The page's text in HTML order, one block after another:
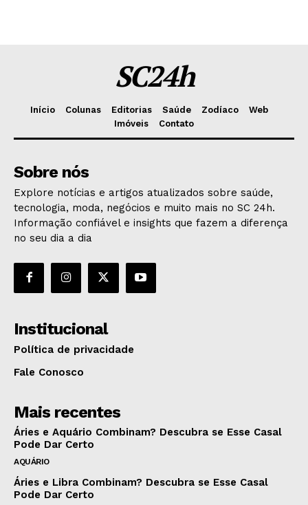
SC24h
Início Colunas Editorias Saúde Zodíaco
Web
Imóveis
Contato
Sobre nós
Explore notícias e artigos atualizados sobre saúde,
tecnologia, moda, negócios e muito mais no SC 24h.
Informação confiável e insights que fazem a diferença
no seu dia a dia
Institucional
Política de privacidade
Fale Conosco
Mais recentes
Áries e Aquário Combinam? Descubra se Esse Casal
Pode Dar Certo
AQUÁRIO
Áries e Libra Combinam? Descubra se Esse Casal
Pode Dar Certo